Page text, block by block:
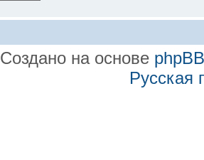
Создано на основе phpBB
Русская